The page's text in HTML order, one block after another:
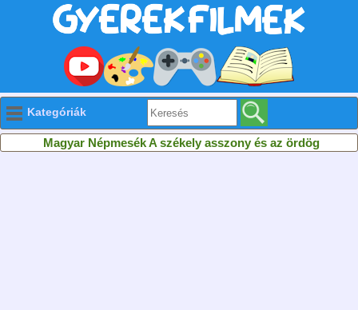
Kategóriák
Magyar Népmesék A székely asszony és az ördög